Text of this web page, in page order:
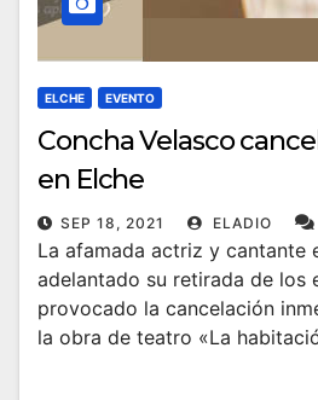
ELCHE EVENTO
Concha Velasco
en Elche
SEP 18, 2021 ELADIO
La afamada actriz y cantante
adelantado su retirada de los
provocado la cancelación
la obra de teatro «La